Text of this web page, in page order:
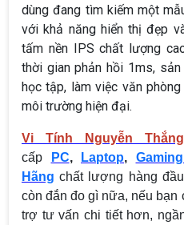
dùng đang tìm kiếm một
với khả năng hiển thị đẹp
tấm nền IPS chất lượng
thời gian phản hồi 1ms,
học tập, làm việc văn
môi trường hiện đại.
Vi Tính Nguyễn Thắng
cấp
PC, Laptop,
Hãng chất lượng hàng
còn đắn đo gì nữa, nếu
trợ tư vấn chi tiết hơn,